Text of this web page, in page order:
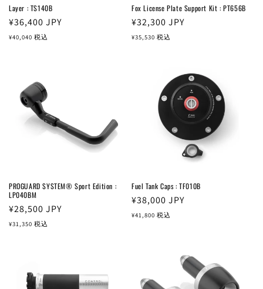
Layer : TS140B
通
常
¥36,400 JPY
¥40,040 税込
Fox License Plate Support Kit : PT656B
通
常
¥32,300 JPY
¥35,530 税込
PROGUARD SYSTEM® Sport Edition :
LP040BM
通
常
¥28,500 JPY
¥31,350 税込
Fuel Tank Caps : TF010B
通
常
¥38,000 JPY
¥41,800 税込